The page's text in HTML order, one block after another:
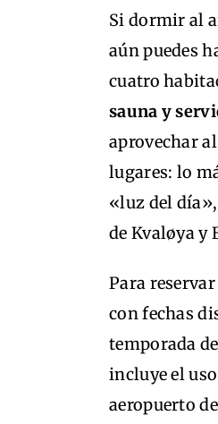
Si dormir al
aún puedes
cuatro
sauna y
aprovechar
lugares: lo
«luz del
de Kvaløya y
Para
con fechas
temporada
incluye el
aeropuerto